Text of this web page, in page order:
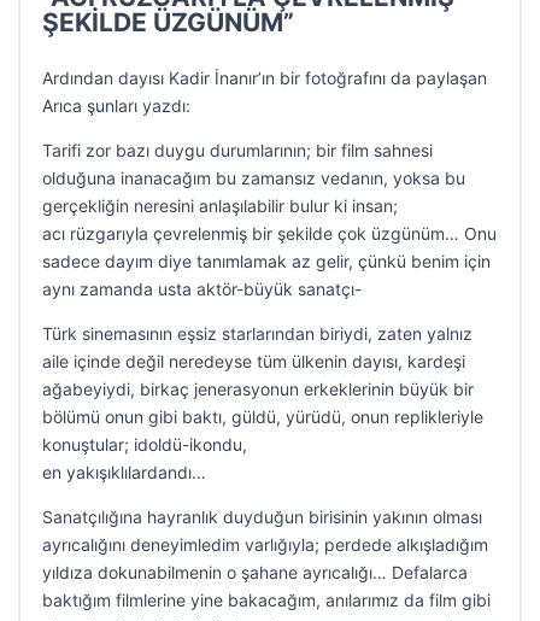
ŞEKİLDE ÜZGÜNÜM”
Ardından dayısı Kadir İnanır’ın bir fotoğrafını da paylaşan
Arıca şunları yazdı:
Tarifi zor bazı duygu durumlarının; bir film sahnesi
olduğuna inanacağım bu zamansız vedanın, yoksa bu
gerçekliğin neresini anlaşılabilir bulur ki insan;
acı rüzgarıyla çevrelenmiş bir şekilde çok üzgünüm… Onu
sadece dayım diye tanımlamak az gelir, çünkü benim için
aynı zamanda usta aktör-büyük sanatçı-
Türk sinemasının eşsiz starlarından biriydi, zaten yalnız
aile içinde değil neredeyse tüm ülkenin dayısı, kardeşi
ağabeyiydi, birkaç jenerasyonun erkeklerinin büyük bir
bölümü onun gibi baktı, güldü, yürüdü, onun replikleriyle
konuştular; idoldü-ikondu,
en yakışıklılardandı…
Sanatçılığına hayranlık duyduğun birisinin yakının olması
ayrıcalığını deneyimledim varlığıyla; perdede alkışladığım
yıldıza dokunabilmenin o şahane ayrıcalığı… Defalarca
baktığım filmlerine yine bakacağım, anılarımız da film gibi